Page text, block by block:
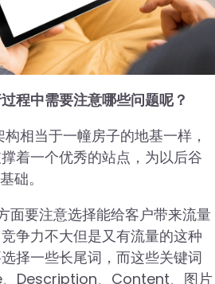
程中需要注意哪些问题呢？
相当于一幢房子的地基一样，
着一个优秀的站点，为以后谷
础。
面要注意选择能给客户带来流量
争力不大但是又有流量的这种
择一些长尾词，而这些关键词
、Description、Content、图片